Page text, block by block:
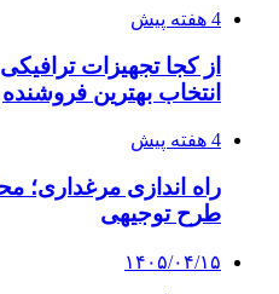
4 هفته پیش
از کجا تجهیزات
انتخاب بهترین فروشنده
4 هفته پیش
راه اندازی مرغداری؛
طرح توجیهی
۱۴۰۵/۰۴/۱۵